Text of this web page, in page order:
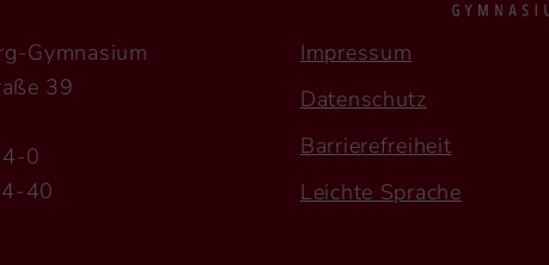
Gymnasium
39
0
40
Impressum
Datenschutz
Barrierefreiheit
Leichte Sprache